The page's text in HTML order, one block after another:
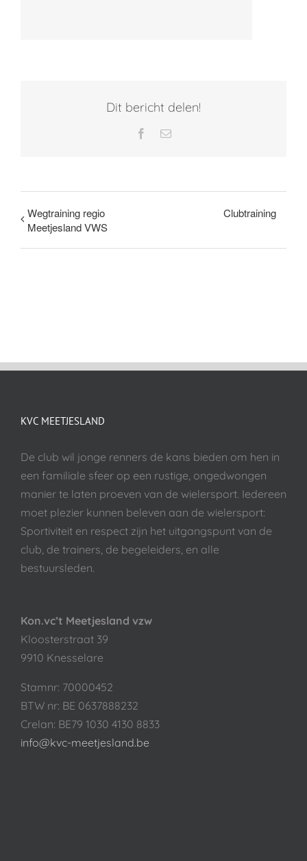
Dit bericht delen!
Facebook
E-
Wegtraining regio
Meetjesland VWS
Clubtraining
KVC MEETJESLAND
De club wil jonge renners de kans bieden om hen in
een familiale sfeer op een rustige, ongedwongen
manier te laten proeven van de wielersport. Iedereen
moet plezier kunnen beleven aan de wielersport:
Sportiviteit en respect zijn het uitgangspunt van de
club, de trainers, de begeleiders, en alle
bestuursleden.
Kon.vc’t Meetjesland vzw
Kloosterstraat 39
9910 Knesselare
Stamnr: 70000452
BTW nr: BE 0637888232
Crelan: BE79 1030 4130 8833
info@kvc-meetjesland.be